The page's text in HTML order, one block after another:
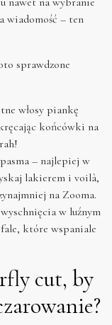
wiadomość – ten
sprawdzone
włosy piankę
końcówki na
– najlepiej w
lakierem i voilà,
na Zooma.
w luźnym
które wspaniale
cut, by